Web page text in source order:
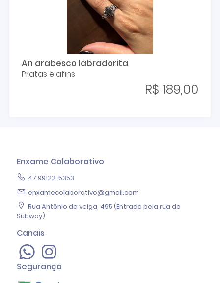
An arabesco labradorita
Pratas e afins
R$ 189,00
Enxame Colaborativo
47 99122-5353
enxamecolaborativo@gmail.com
Rua Antônio da veiga, 495 (Entrada pela rua do
Subway)
Canais
Segurança